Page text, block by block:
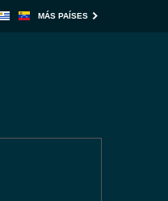
MÁS PAÍSES